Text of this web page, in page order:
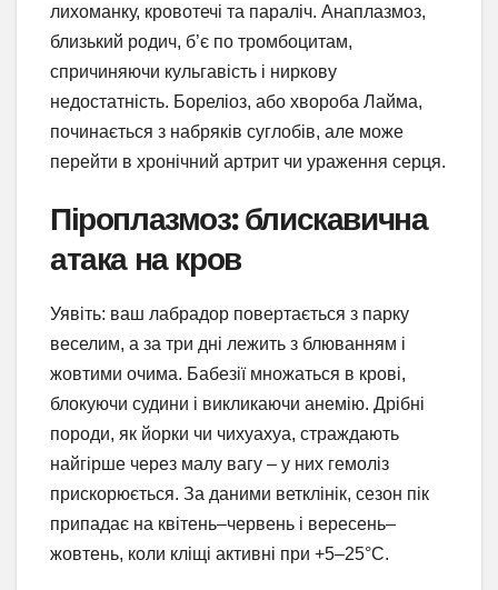
лихоманку, кровотечі та параліч. Анаплазмоз,
близький родич, б’є по тромбоцитам,
спричиняючи кульгавість і ниркову
недостатність. Бореліоз, або хвороба Лайма,
починається з набряків суглобів, але може
перейти в хронічний артрит чи ураження серця.
Піроплазмоз: блискавична
атака на кров
Уявіть: ваш лабрадор повертається з парку
веселим, а за три дні лежить з блюванням і
жовтими очима. Бабезії множаться в крові,
блокуючи судини і викликаючи анемію. Дрібні
породи, як йорки чи чихуахуа, страждають
найгірше через малу вагу – у них гемоліз
прискорюється. За даними ветклінік, сезон пік
припадає на квітень–червень і вересень–
жовтень, коли кліщі активні при +5–25°C.